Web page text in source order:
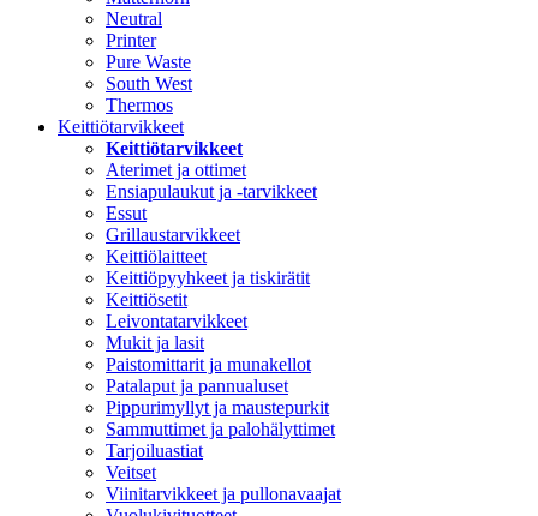
Neutral
Printer
Pure Waste
South West
Thermos
Keittiötarvikkeet
Keittiötarvikkeet
Aterimet ja ottimet
Ensiapulaukut ja -tarvikkeet
Essut
Grillaustarvikkeet
Keittiölaitteet
Keittiöpyyhkeet ja tiskirätit
Keittiösetit
Leivontatarvikkeet
Mukit ja lasit
Paistomittarit ja munakellot
Patalaput ja pannualuset
Pippurimyllyt ja maustepurkit
Sammuttimet ja palohälyttimet
Tarjoiluastiat
Veitset
Viinitarvikkeet ja pullonavaajat